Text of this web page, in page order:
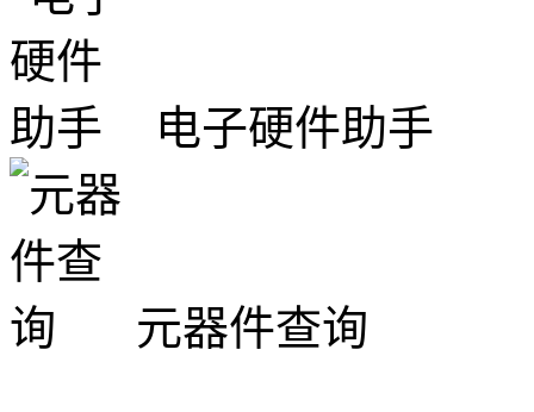
电子硬件助手
元器件查询